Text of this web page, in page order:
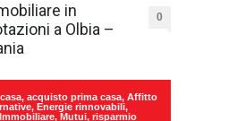
in
a Olbia –
0
, acquisto prima casa, Affitto
, Energie rinnovabili,
, Mutui, risparmio